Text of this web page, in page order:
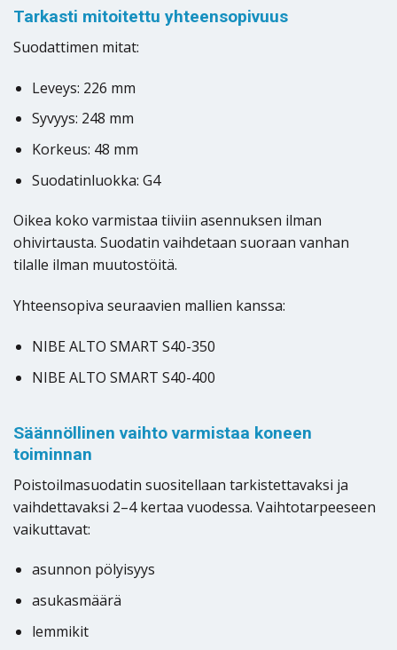
Tarkasti mitoitettu yhteensopivuus
Suodattimen mitat:
Leveys: 226 mm
Syvyys: 248 mm
Korkeus: 48 mm
Suodatinluokka: G4
Oikea koko varmistaa tiiviin asennuksen ilman
ohivirtausta. Suodatin vaihdetaan suoraan vanhan
tilalle ilman muutostöitä.
Yhteensopiva seuraavien mallien kanssa:
NIBE ALTO SMART S40-350
NIBE ALTO SMART S40-400
Säännöllinen vaihto varmistaa koneen
toiminnan
Poistoilmasuodatin suositellaan tarkistettavaksi ja
vaihdettavaksi 2–4 kertaa vuodessa. Vaihtotarpeeseen
vaikuttavat:
asunnon pölyisyys
asukasmäärä
lemmikit